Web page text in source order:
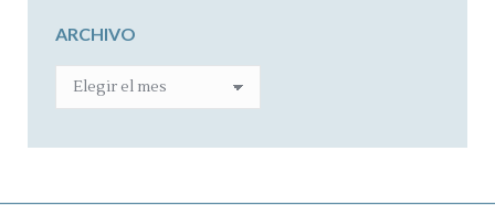
ARCHIVO
ARCHIVO